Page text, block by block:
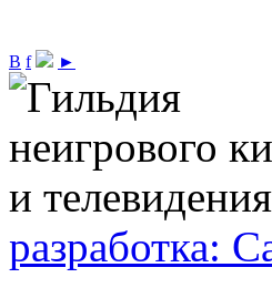
В f ►
разработка: